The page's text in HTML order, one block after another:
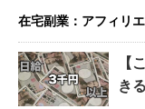
在宅副業：アフィリ
【
き